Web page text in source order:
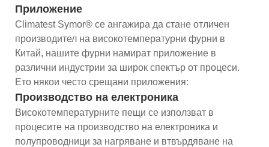
Приложение
Climatest Symor® се ангажира да стане отличен
производител на високотемпературни фурни в
Китай, нашите фурни намират приложение в
различни индустрии за широк спектър от процеси.
Ето някои често срещани приложения:
Производство на електроника
Високотемпературните пещи се използват в
процесите на производство на електроника и
полупроводници за нагряване и втвърдяване на